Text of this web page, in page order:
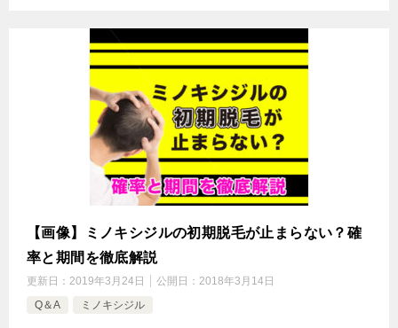
【画像】ミノキシジルの初期脱毛が止まらない？確
率と期間を徹底解説
更新日： 2019年3月24日 公開日： 2018年3月14日
Q＆A
ミノキシジル